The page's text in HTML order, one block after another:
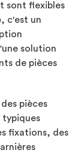
sont flexibles
c'est un
solution
de pièces
pièces
typiques
fixations, des